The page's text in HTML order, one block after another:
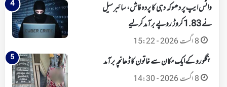
واٹس ایپ پر دھوکہ دہی کا پردہ فاش، سائبر سیل
نے 1.83 کروڑ روپے برآمد کرلیے
8 اگست 2026 - 15:22
بنگلورو کےایک مکان سے خاتون کا ڈھانچہ برآمد
8 اگست 2026 - 14:30